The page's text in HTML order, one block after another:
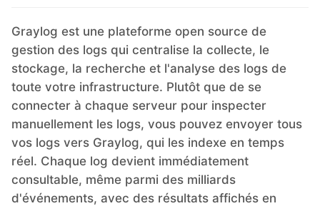
Kafka
Keycloak
Kubernetes Control Plane
Kubernetes Node
Graylog est une plateforme open source de
gestion des logs qui centralise la collecte, le
stockage, la recherche et l'analyse des logs de
toute votre infrastructure. Plutôt que de se
connecter à chaque serveur pour inspecter
manuellement les logs, vous pouvez envoyer tous
vos logs vers Graylog, qui les indexe en temps
réel. Chaque log devient immédiatement
consultable, même parmi des milliards
d'événements, avec des résultats affichés en